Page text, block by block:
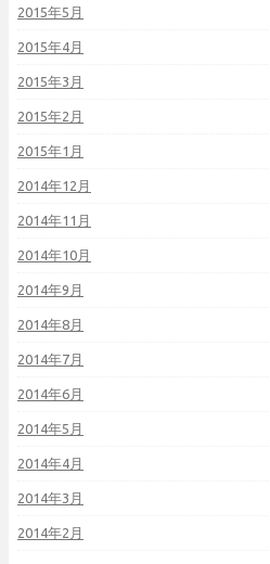
2015年5月
2015年4月
2015年3月
2015年2月
2015年1月
2014年12月
2014年11月
2014年10月
2014年9月
2014年8月
2014年7月
2014年6月
2014年5月
2014年4月
2014年3月
2014年2月